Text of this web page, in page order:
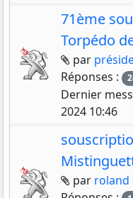
71ème
Torpédo
Pièces
par
Réponses :
Dernier
2024 10:46
Pièces
par roland